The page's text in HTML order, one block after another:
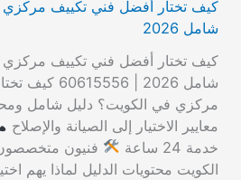
كيف تختار أفضل فني تكييف مركزي
شامل 2026
كيف تختار أفضل فني تكييف مركزي
شامل 2026 |
معايير الاختيار إلى الصيانة والإصلاح
خدمة 24 ساعة
فنيون
الكويت محتويات الدليل لماذا يهم